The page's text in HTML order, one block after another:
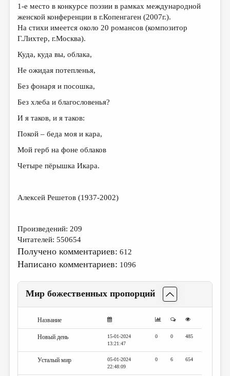
ЛИТЕРАТУРОВЕДЕНИЕ
КУЛЬТУРОВЕДЕНИЕ
РЕЦЕНЗИРОВАНИЕ
ЦИКЛЫ ПУБЛИКАЦИЙ
ТРЕДИАКОВСКИЙ
МЕДИА
ВКОНТАКТЕ
1-е место в конкурсе поэзии в рамках международной
женской конференции в г.Копенгаген (2007г.).
На стихи имеется около 20 романсов (композитор
Г.Лихтер, г.Москва).
Куда, куда вы, облака,
Не ожидая потепленья,
Без фонаря и посошка,
Без хлеба и благословенья?
И я таков, и я таков:
Покой – беда моя и кара,
Мой герб на фоне облаков
Четыре пёрышка Икара.
Алексей Решетов (1937-2002)
Произведений: 209
Читателей: 550654
Получено комментариев: 612
Написано комментариев: 1096
Мир божественных пропорций
Название
Новый день
15-01-2024
13:21:47
0 0 485
Усталый мир
05-01-2024
22:48:09
0 6 654